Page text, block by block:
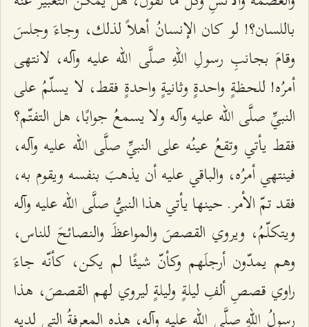
باللسان؟! لو كان الإنسانُ أهلاً لذلك، وجاءَ وجلسَ
وقامَ بجانبِ رسولِ اللهِ صلَّى الله عليه وآله، لانتهى
أمرُه! للحظةٍ واحدةٍ وثانيةٍ واحدةٍ فقط، لا يسلّمُ على
النبيِّ صلَّى الله عليه وآله ولا يسمعُ جوابًا، هل التفتّم؟
فقط يأتي وتقعُ عينُه على النبيِّ صلَّى الله عليه وآله،
فينتهي أمرُه، والباقي عليه أن يذهبَ بنفسه ويقوم به،
فقد تمّ الأمر. حينها يأتي هذا النبيُّ صلَّى الله عليه وآله
ويتكلّمُ، ويروي القصصَ والمواعظَ والنصائحَ للناس،
وهم يمدّون أرجلَهم وكأنّ شيئًا لم يكن، كأنّه جاءَ
راوي قصصِ ألفِ ليلةٍ وليلةٍ ليروي لهم القصصَ، هذا
رسولُ اللهِ صلَّى الله عليه وآله، هذه المعرفةُ التي لديه